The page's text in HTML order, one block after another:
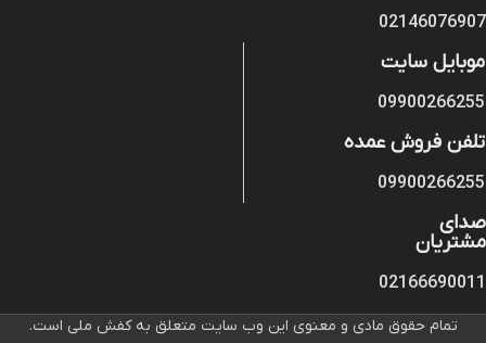
02146076907
موبایل سایت
09900266255
تلفن فروش عمده
09900266255
صدای
مشتریان
02166690011
تمام حقوق مادی و معنوی این وب سایت متعلق به کفش ملی است.